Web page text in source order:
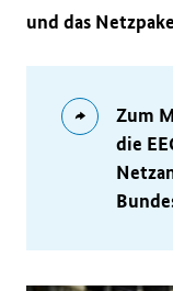
und das
Externes
Angebot:
Zum
die